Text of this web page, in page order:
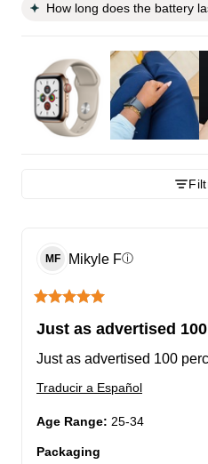
How long does the battery
MF Mikyle Fⓘ
Just as advertised
Just as advertised 100
Traducir a Español
Age Range: 25-34
Packaging